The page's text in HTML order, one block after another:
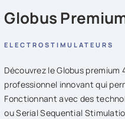
Globus
ELECTROSTIMULATEURS
Découvrez le Globus
professionnel innovant qui
Fonctionnant avec des
ou Serial Sequential